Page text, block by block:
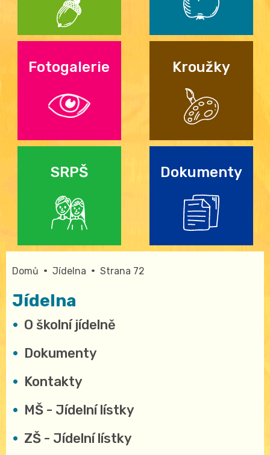
Fotogalerie Kroužky
SRPŠ Dokumenty
Domů • Jídelna • Strana 72
Jídelna
O školní jídelně
Dokumenty
Kontakty
MŠ - Jídelní lístky
ZŠ - Jídelní lístky